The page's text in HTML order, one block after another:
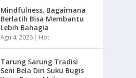
Mindfulness, Bagaimana
Berlatih Bisa Membantu
Lebih Bahagia
Agu 4, 2026 | Hot
Tarung Sarung Tradisi
Seni Bela Diri Suku Bugis